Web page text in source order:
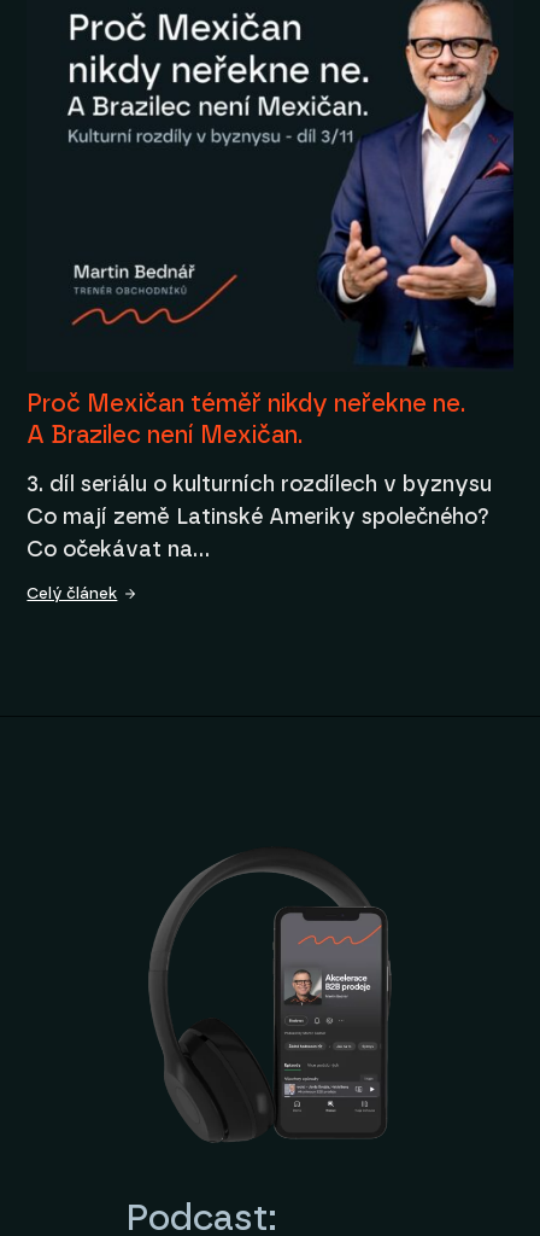
Proč Mexičan téměř nikdy neřekne ne.
A Brazilec není Mexičan.
3. díl seriálu o kulturních rozdílech v byznysu
Co mají země Latinské Ameriky společného?
Co očekávat na…
Celý článek
Podcast: